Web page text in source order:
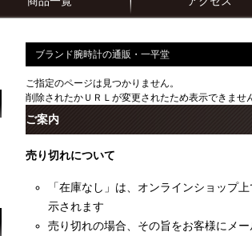
ブランド腕時計の通販・一平堂
ご指定のページは見つかりません。
削除されたかＵＲＬが変更されたため表示できませ
ご案内
売り切れについて
「在庫なし」は、オンラインショップ
示されます
売り切れの場合、その旨をお客様にメ